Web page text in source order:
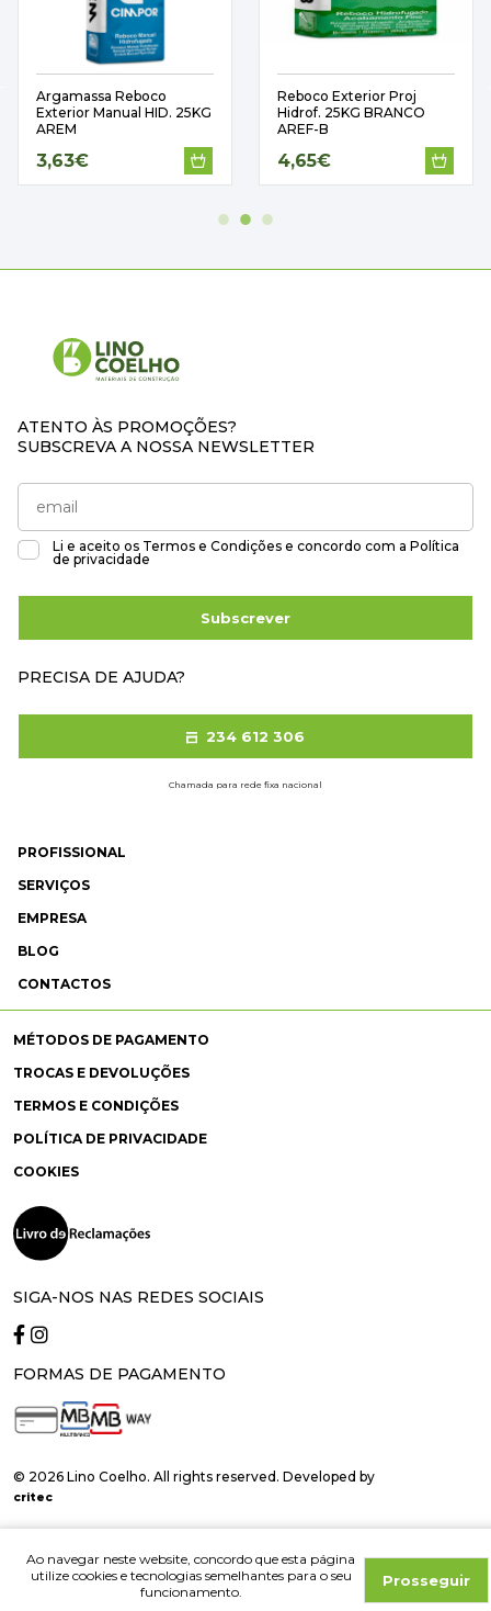
Argamassa Reboco
Exterior Manual HID. 25KG
AREM
3,63€
Reboco Exterior Proj
Hidrof. 25KG BRANCO
AREF-B
4,65€
Ao navegar neste website, concordo que esta página
utilize cookies e tecnologias semelhantes para o seu
funcionamento.
Prosseguir
PROFISSIONAL
SERVIÇOS
EMPRESA
BLOG
CONTACTOS
MÉTODOS DE PAGAMENTO
TROCAS E DEVOLUÇÕES
TERMOS E CONDIÇÕES
POLÍTICA DE PRIVACIDADE
COOKIES
SIGA-NOS NAS REDES SOCIAIS
FORMAS DE PAGAMENTO
ATENTO ÀS PROMOÇÕES?
SUBSCREVA A NOSSA NEWSLETTER
Li e aceito os Termos e Condições e concordo com a Política
de privacidade
Subscrever
PRECISA DE AJUDA?
234 612 306
Chamada para rede fixa nacional
© 2026 Lino Coelho. All rights reserved. Developed by
critec